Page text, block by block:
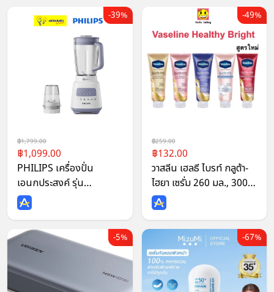
1,799.00
1,099.00
39%
PHILIPS เครื่องปั่น
เอนกประสงค์ รุ่น
HR2221/00
มอเตอร์700วัตต์
259.00
132.00
49%
วาสลีน เฮลธี ไบรท์ กลูต้า-
ไฮยา เซรั่ม 260 มล., 300
มล.
5% 67%